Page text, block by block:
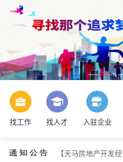
找工作 找人才 入驻企业
【天马房地产开发